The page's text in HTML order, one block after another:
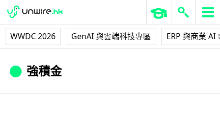
WWDC 2026 GenAI 與雲端科技專區 ERP 與商業 AI
強積金